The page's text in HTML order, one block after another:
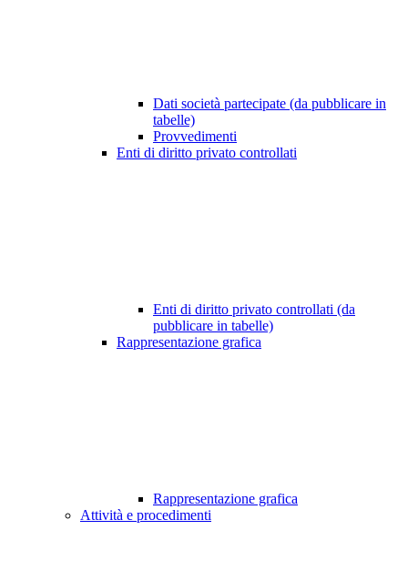
Dati società partecipate (da pubblicare in
tabelle)
Provvedimenti
Enti di diritto privato controllati
Enti di diritto privato controllati (da
pubblicare in tabelle)
Rappresentazione grafica
Rappresentazione grafica
Attività e procedimenti